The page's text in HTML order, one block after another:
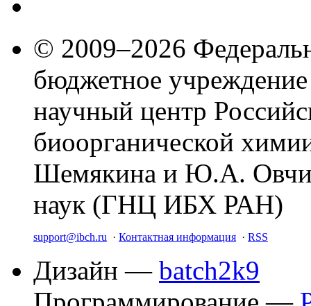
© 2009–2026
бюджетное
научный центр
биоорганической
Шемякина и Ю.А.
наук (ГНЦ ИБХ РАН)
support@ibch.ru · Контактная информация · RSS
Дизайн — batch2k9